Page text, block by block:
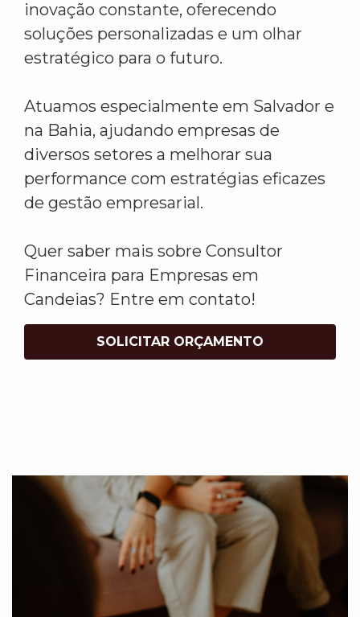
inovação constante, oferecendo
soluções personalizadas e um olhar
estratégico para o futuro.
Atuamos especialmente em Salvador e
na Bahia, ajudando empresas de
diversos setores a melhorar sua
performance com estratégias eficazes
de gestão empresarial.
Quer saber mais sobre Consultor
Financeira para Empresas em
Candeias? Entre em contato!
SOLICITAR ORÇAMENTO